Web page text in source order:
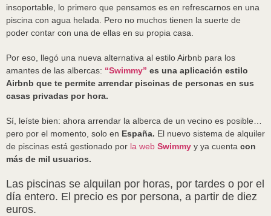
insoportable, lo primero que pensamos es en refrescarnos en una
piscina con agua helada. Pero no muchos tienen la suerte de
poder contar con una de ellas en su propia casa.
Por eso, llegó una nueva alternativa al estilo Airbnb para los
amantes de las albercas: “Swimmy” es una aplicación estilo
Airbnb que te permite arrendar piscinas de personas en sus
casas privadas por hora.
Sí, leíste bien: ahora arrendar la alberca de un vecino es posible…
pero por el momento, solo en España. El nuevo sistema de alquiler
de piscinas está gestionado por la web Swimmy y ya cuenta con
más de mil usuarios.
Las piscinas se alquilan por horas, por tardes o por el
día entero. El precio es por persona, a partir de diez
euros.